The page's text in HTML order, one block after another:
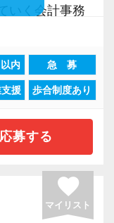
いく会計事務
錦糸町」
を展開してい
設し、その
ス」「錦糸町
ス」を開設
床するなど、
内 急 募
援 歩合制度あり
応募する
favorite
マイリスト